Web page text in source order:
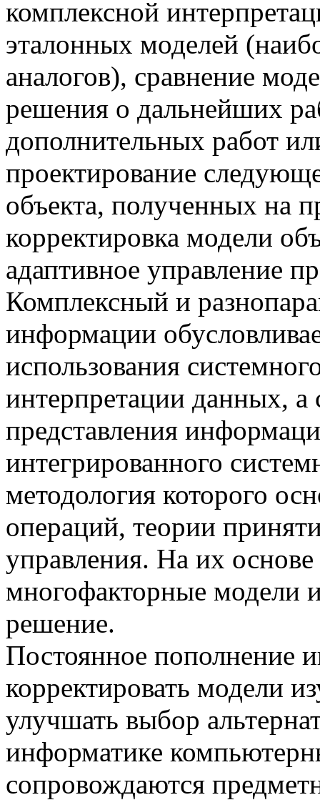
комплексной
эталонных моделей
аналогов), сравнение
решения о дальнейших
дополнительных работ
проектирование
объекта, полученных на
корректировка модели
адаптивное управление
Комплексный и
информации
использования
интерпретации данных, а
представления
интегрированного
методология которого
операций, теории
управления. На их
многофакторные модели
решение.
Постоянное пополнение
корректировать модели
улучшать выбор
информатике
сопровождаются